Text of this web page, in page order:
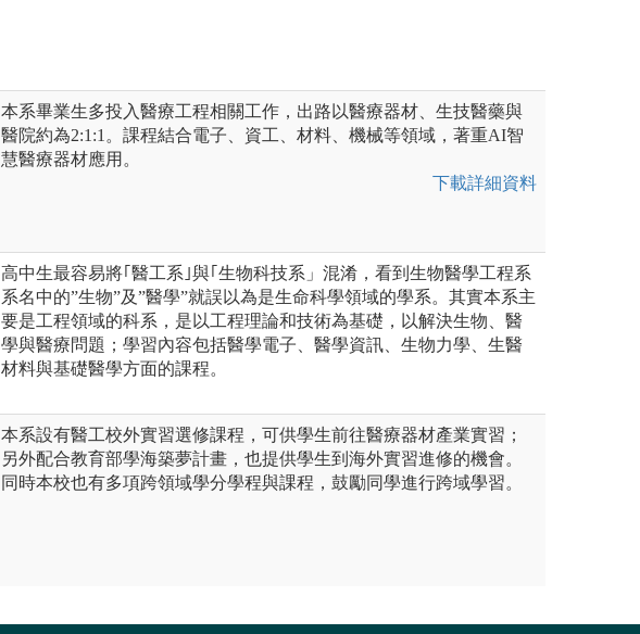
本系畢業生多投入醫療工程相關工作，出路以醫療器材、生技醫藥與
醫院約為2:1:1。課程結合電子、資工、材料、機械等領域，著重AI智
慧醫療器材應用。
下載詳細資料
高中生最容易將｢醫工系｣與｢生物科技系」混淆，看到生物醫學工程系
系名中的”生物”及”醫學”就誤以為是生命科學領域的學系。其實本系主
要是工程領域的科系，是以工程理論和技術為基礎，以解決生物、醫
學與醫療問題；學習內容包括醫學電子、醫學資訊、生物力學、生醫
材料與基礎醫學方面的課程。
本系設有醫工校外實習選修課程，可供學生前往醫療器材產業實習；
另外配合教育部學海築夢計畫，也提供學生到海外實習進修的機會。
同時本校也有多項跨領域學分學程與課程，鼓勵同學進行跨域學習。